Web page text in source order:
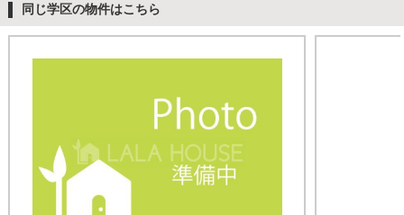
同じ学区の物件はこちら